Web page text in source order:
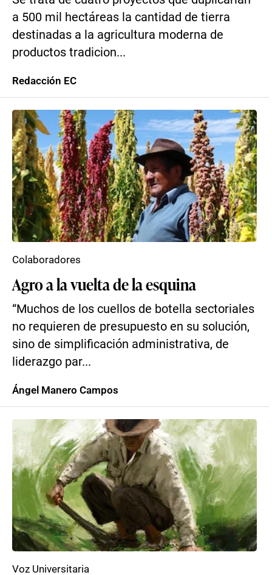
a 500 mil hectáreas la cantidad de tierra
destinadas a la agricultura moderna de
productos tradicion...
Redacción EC
Agro a la vuelta de la esquina
“Muchos de los cuellos de botella sectoriales
no requieren de presupuesto en su solución,
sino de simplificación administrativa, de
liderazgo par...
Colaboradores
Ángel Manero Campos
Voz Universitaria